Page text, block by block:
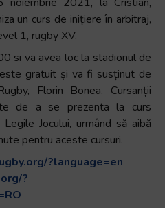
un curs de inițiere în arbitraj,
1, rugby XV.
si va avea loc la stadionul de
gratuit și va fi susținut de
Florin Bonea. Cursanții
de a se prezenta la curs
Jocului, urmând să aibă
pentru aceste cursuri.
?language=en
?